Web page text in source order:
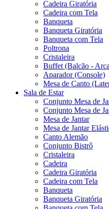
Cadeira Giratória
Cadeira com Tela
Banqueta
Banqueta Giratória
Banqueta com Tela
Poltrona
Cristaleira
Buffet (Balcão -
Aparador (Console)
Mesa de Canto
Sala de Estar
Conjunto Mesa de
Conjunto Mesa de
Mesa de Jantar
Mesa de Jantar
Canto Alemão
Conjunto Bistrô
Cristaleira
Cadeira
Cadeira Giratória
Cadeira com Tela
Banqueta
Banqueta Giratória